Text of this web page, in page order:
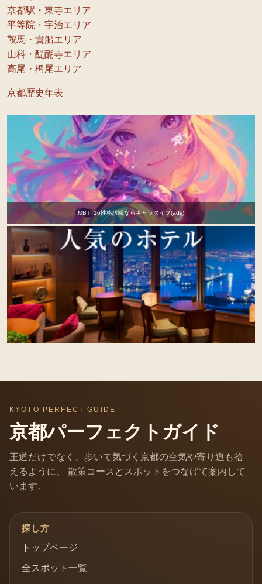
京都駅・東寺エリア
平等院・宇治エリア
鞍馬・貴船エリア
山科・醍醐寺エリア
高尾・栂尾エリア
京都歴史年表
MBTI 16性格診断ならキャラタイプ(ads)
KYOTO PERFECT GUIDE
京都パーフェクトガイド
王道だけでなく、歩いて気づく京都の空気や寄り道も拾
えるように、 散策コースとスポットをつなげて案内して
います。
探し方
トップページ
全スポット一覧